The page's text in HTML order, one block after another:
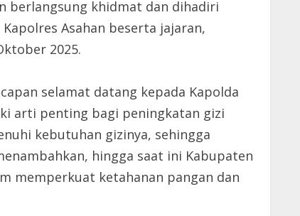
berlangsung khidmat dan dihadiri
Kapolres Asahan beserta jajaran,
2025.
selamat datang kepada Kapolda
arti penting bagi peningkatan gizi
kebutuhan gizinya, sehingga
hingga saat ini Kabupaten
memperkuat ketahanan pangan dan